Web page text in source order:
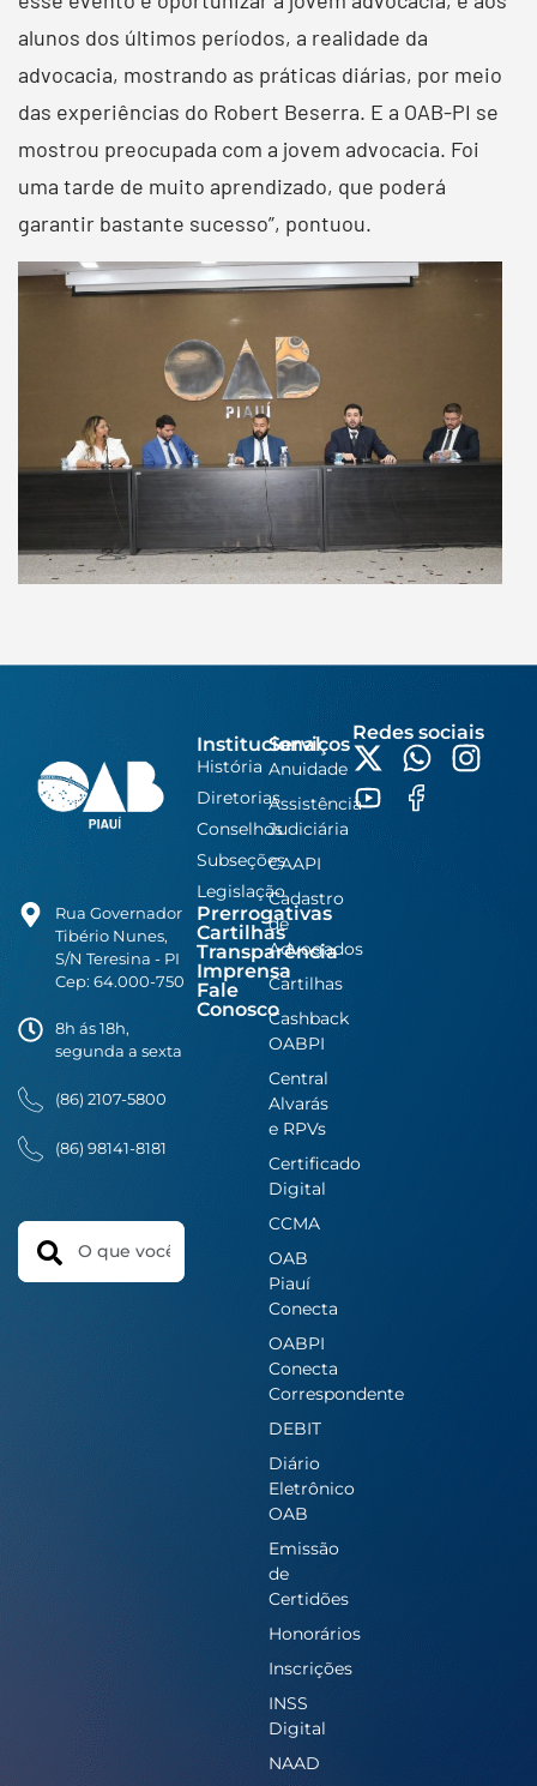
alunos dos últimos períodos, a realidade da
advocacia, mostrando as práticas diárias, por meio
das experiências do Robert Beserra. E a OAB-PI se
mostrou preocupada com a jovem advocacia. Foi
uma tarde de muito aprendizado, que poderá
garantir bastante sucesso”, pontuou.
Rua Governador
Tibério Nunes,
S/N Teresina - PI
Cep: 64.000-750
8h ás 18h,
segunda a sexta
(86) 2107-5800
(86) 98141-8181
Search
Institucional
História
Diretorias
Conselhos
Subseções
Legislação
Prerrogativas
Cartilhas
Transparência
Imprensa
Fale
Conosco
Serviços
Anuidade
Assistência
Judiciária
CAAPI
Cadastro
de
Advogados
Cartilhas
Cashback
OABPI
Central
Alvarás
e RPVs
Certificado
Digital
CCMA
OAB
Piauí
Conecta
OABPI
Conecta
Correspondente
DEBIT
Diário
Eletrônico
OAB
Emissão
de
Certidões
Honorários
Inscrições
INSS
Digital
NAAD
Redes sociais